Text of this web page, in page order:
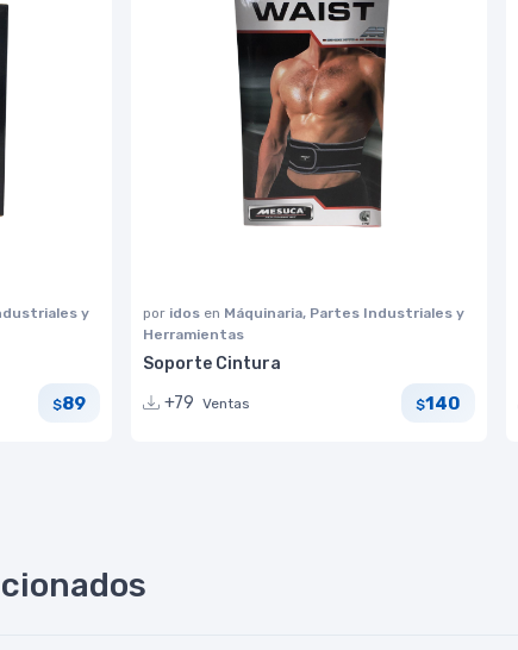
y
$89
por idos en Máquinaria, Partes Industriales y
Herramientas
Soporte Cintura
+79 Ventas $140